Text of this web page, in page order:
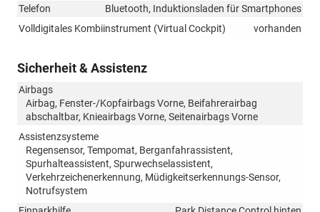
Telefon
Bluetooth, Induktionsladen für Smartphones
Volldigitales Kombiinstrument (Virtual Cockpit)
vorhanden
Sicherheit & Assistenz
Airbags
Airbag, Fenster-/Kopfairbags Vorne, Beifahrerairbag
abschaltbar, Knieairbags Vorne, Seitenairbags Vorne
Assistenzsysteme
Regensensor, Tempomat, Berganfahrassistent,
Spurhalteassistent, Spurwechselassistent,
Verkehrzeichenerkennung, Müdigkeitserkennungs-Sensor,
Notrufsystem